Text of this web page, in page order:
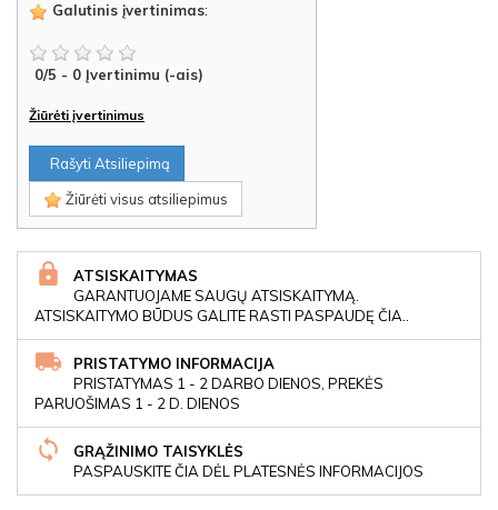
Galutinis įvertinimas:
0/5 - 0 Įvertinimu (-ais)
Žiūrėti įvertinimus
Rašyti Atsiliepimą
Žiūrėti visus atsiliepimus
ATSISKAITYMAS
GARANTUOJAME SAUGŲ ATSISKAITYMĄ.
ATSISKAITYMO BŪDUS GALITE RASTI PASPAUDĘ ČIA..
PRISTATYMO INFORMACIJA
PRISTATYMAS 1 - 2 DARBO DIENOS, PREKĖS
PARUOŠIMAS 1 - 2 D. DIENOS
GRĄŽINIMO TAISYKLĖS
PASPAUSKITE ČIA DĖL PLATESNĖS INFORMACIJOS